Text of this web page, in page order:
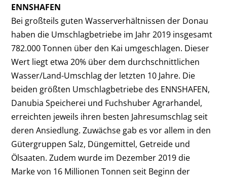
ENNSHAFEN
Bei großteils guten Wasserverhältnissen der Donau
haben die Umschlagbetriebe im Jahr 2019 insgesamt
782.000 Tonnen über den Kai umgeschlagen. Dieser
Wert liegt etwa 20% über dem durchschnittlichen
Wasser/Land-Umschlag der letzten 10 Jahre. Die
beiden größten Umschlagbetriebe des ENNSHAFEN,
Danubia Speicherei und Fuchshuber Agrarhandel,
erreichten jeweils ihren besten Jahresumschlag seit
deren Ansiedlung. Zuwächse gab es vor allem in den
Gütergruppen Salz, Düngemittel, Getreide und
Ölsaaten. Zudem wurde im Dezember 2019 die
Marke von 16 Millionen Tonnen seit Beginn der